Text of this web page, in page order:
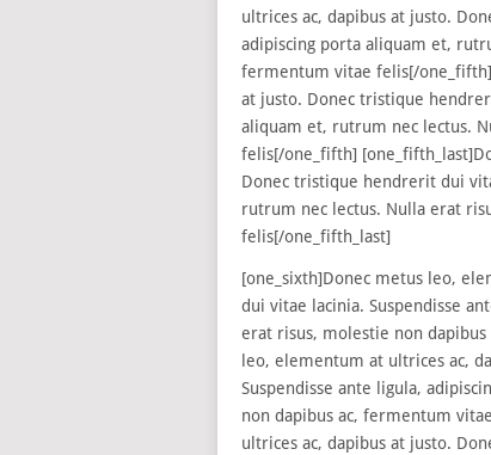
ultrices ac, dapibus at justo.
adipiscing porta aliquam et,
fermentum vitae felis[/
at justo. Donec tristique
aliquam et, rutrum nec lectus.
felis[/one_fifth]
Donec tristique hendrerit dui
rutrum nec lectus. Nulla erat
felis[/one_fifth_last]
[one_sixth]Donec metus leo,
dui vitae lacinia. Suspendisse
erat risus, molestie non
leo, elementum at ultrices ac,
Suspendisse ante ligula,
non dapibus ac, fermentum
ultrices ac, dapibus at justo.